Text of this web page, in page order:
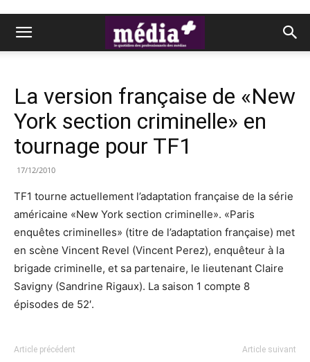
La version française de «New
York section criminelle» en
tournage pour TF1
17/12/2010
TF1 tourne actuellement l’adaptation française de la série
américaine «New York section criminelle». «Paris
enquêtes criminelles» (titre de l’adaptation française) met
en scène Vincent Revel (Vincent Perez), enquêteur à la
brigade criminelle, et sa partenaire, le lieutenant Claire
Savigny (Sandrine Rigaux). La saison 1 compte 8
épisodes de 52′.
Article précédent Article suivant